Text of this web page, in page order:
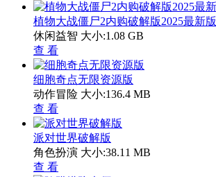
植物大战僵尸2内购破解版2025最新版
休闲益智 大小:1.08 GB
查 看
细胞奇点无限资源版
动作冒险 大小:136.4 MB
查 看
派对世界破解版
角色扮演 大小:38.11 MB
查 看